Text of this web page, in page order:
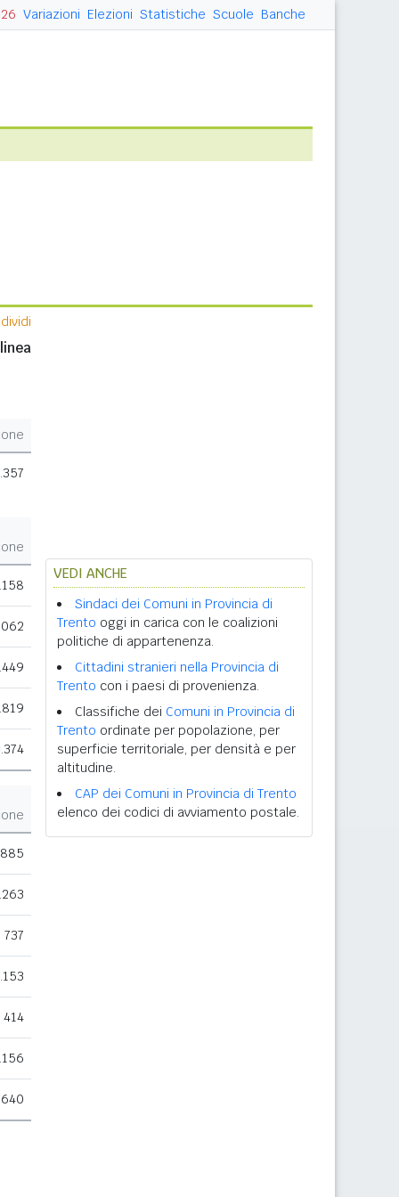
Variazioni Elezioni Statistiche Scuole Banche
linea
737
414
VEDI ANCHE
Sindaci dei Comuni in Provincia di
Trento oggi in carica con le coalizioni
politiche di appartenenza.
Cittadini stranieri nella Provincia di
Trento con i paesi di provenienza.
Classifiche dei Comuni in Provincia di
Trento ordinate per popolazione, per
superficie territoriale, per densità e per
altitudine.
CAP dei Comuni in Provincia di Trento
elenco dei codici di avviamento postale.